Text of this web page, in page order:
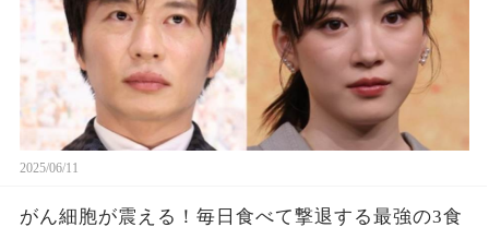
2025/06/11
がん細胞が震える！毎日食べて撃退する最強の3食